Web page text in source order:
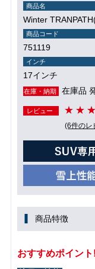
商品名
Winter
商品コード
751119
インチ
17インチ
在庫・納期 在庫品
レビュー
(6件のレ
商品特徴
おすすめポイント!